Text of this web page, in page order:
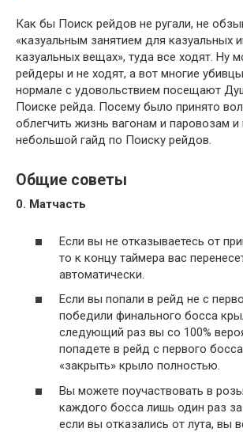
Как бы Поиск рейдов не ругали, не
«казуальным занятием для казуальных
казуальных вещах», туда все ходят. Ну
рейдеры и не ходят, а вот многие
нормале с удовольствием посещают
Поиске рейда. Посему было принято
облегчить жизнь вагонам и паровозам и
небольшой гайд по Поиску рейдов.
Общие советы
0. Матчасть
Если вы не отказываетесь от
то к концу таймера вас
автоматически.
Если вы попали в рейд не с
победили финального босса
следующий раз вы со 100%
попадете в рейд с первого
«закрыть» крыло полностью.
Вы можете поучаствовать в
каждого босса лишь один раз
если вы отказались от лута, вы